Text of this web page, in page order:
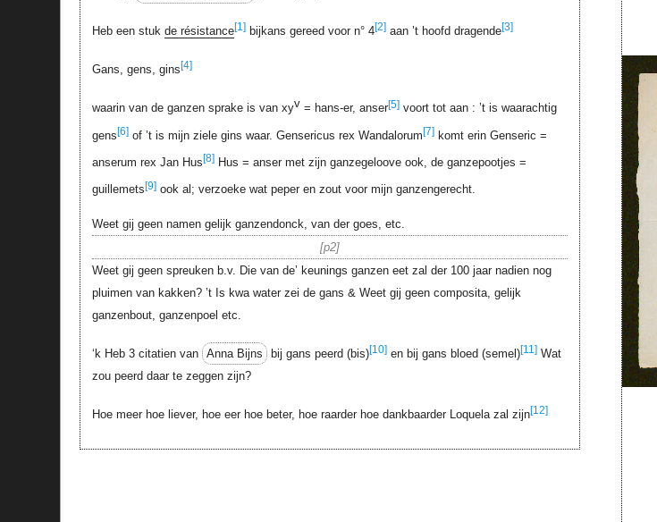
Heb een stuk de résistance[1]bijkans gereed voor n° 4[2]aan ’t hoofd dragende[3]
Gans, gens, gins [4]
waarin van de ganzen sprake is van xyv = hans-er, anser[5]voort tot aan : ’t is waarachtig
gens[6]of ’t is mijn ziele gins waar. Gensericus rex Wandalorum[7]komt erin Genseric =
anserum rex Jan Hus[8]Hus = anser met zijn ganzegeloove ook, de ganzepootjes =
guillemets[9]ook al; verzoeke wat peper en zout voor mijn ganzengerecht.
Weet gij geen namen gelijk ganzendonck, van der goes, etc.
p2
Weet gij geen spreuken b.v. Die van de’ keunings ganzen eet zal der 100 jaar nadien nog
pluimen van kakken? ’t Is kwa water zei de gans & Weet gij geen composita, gelijk
ganzenbout, ganzenpoel etc.
‘k Heb 3 citatien van Anna Bijns bij gans peerd (bis)[10]en bij gans bloed (semel)[11]Wat
zou peerd daar te zeggen zijn?
Hoe meer hoe liever, hoe eer hoe beter, hoe raarder hoe dankbaarder Loquela zal zijn[12]